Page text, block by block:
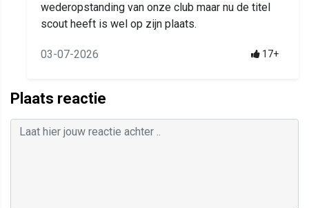
wederopstanding van onze club maar nu de titel
scout heeft is wel op zijn plaats.
03-07-2026 17+
Plaats reactie